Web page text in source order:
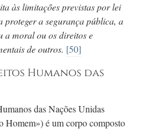
às limitações previstas por lei
proteger a segurança pública, a
a moral ou os direitos e
de outros. [50]
Humanos das
das Nações Unidas
Homem») é um corpo composto